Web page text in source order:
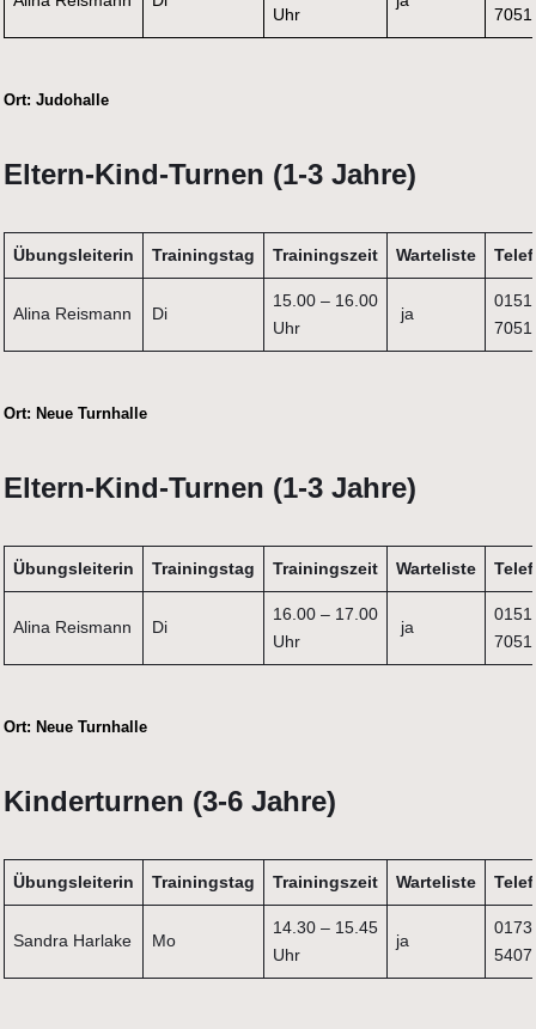
Uhr
Ort: Judohalle
Eltern-Kind-Turnen (1-3 Jahre)
Übungsleiterin Trainingstag Trainingszeit Warteliste
Alina Reismann Di
15.00 – 16.00
Uhr
ja
Ort: Neue Turnhalle
Eltern-Kind-Turnen (1-3 Jahre)
Übungsleiterin Trainingstag Trainingszeit Warteliste
Alina Reismann Di
16.00 – 17.00
Uhr
ja
Ort: Neue Turnhalle
Kinderturnen (3-6 Jahre)
Übungsleiterin Trainingstag Trainingszeit Warteliste
Sandra Harlake Mo
14.30 – 15.45
Uhr
ja